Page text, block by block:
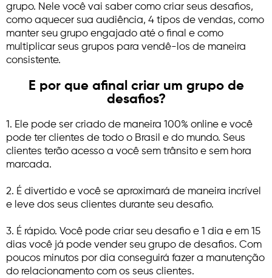
grupo. Nele você vai saber como criar seus desafios,
como aquecer sua audiência, 4 tipos de vendas, como
manter seu grupo engajado até o final e como
multiplicar seus grupos para vendê-los de maneira
consistente.
E por que afinal criar um grupo de
desafios?
1. Ele pode ser criado de maneira 100% online e você
pode ter clientes de todo o Brasil e do mundo. Seus
clientes terão acesso a você sem trânsito e sem hora
marcada.
2. É divertido e você se aproximará de maneira incrível
e leve dos seus clientes durante seu desafio.
3. É rápido. Você pode criar seu desafio e 1 dia e em 15
dias você já pode vender seu grupo de desafios. Com
poucos minutos por dia conseguirá fazer a manutenção
do relacionamento com os seus clientes.